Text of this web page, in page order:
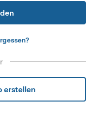
erstellen